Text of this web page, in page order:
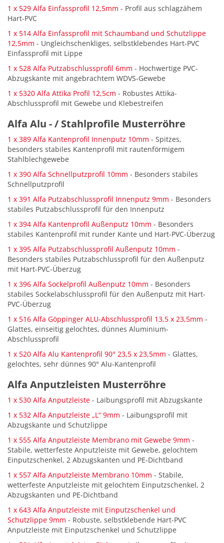
1 x 529 Alfa Einfassprofil 12,5mm - Profil aus schlagzähem
Hart-PVC
1 x 514 Alfa Einfassprofil mit Schaumband und Schutzlippe
12,5mm - Ungleichschenkliges, selbstklebendes Hart-PVC
Einfassprofil mit Lippe
1 x 528 Alfa Putzabschlussprofil 6mm - Hochwertige PVC-
Abzugskante mit angebrachtem WDVS-Gewebe
1 x 5320 Alfa Attika Profil 12,5cm - Robustes Attika-
Abschlussprofil mit Gewebe und Klebestreifen
Alfa Alu - / Stahlprofile Musterröhre
1 x 389 Alfa Kantenprofil Innenputz 10mm - Spitzes,
besonders stabiles Kantenprofil mit rautenförmigem
Stahlblechgewebe
1 x 390 Alfa Schnellputzprofil 10mm - Besonders stabiles
Schnellputzprofil
1 x 391 Alfa Putzabschlussprofil Innenputz 9mm - Besonders
stabiles Putzabschlussprofil für den Innenputz
1 x 394 Alfa Kantenprofil Außenputz 10mm - Besonders
stabiles Kantenprofil mit runder Kante und Hart-PVC-Überzug
1 x 395 Alfa Putzabschlussprofil Außenputz 10mm -
Besonders stabiles Putzabschlussprofil für den Außenputz
mit Hart-PVC-Überzug
1 x 396 Alfa Sockelprofil Außenputz 10mm - Besonders
stabiles Sockelabschlussprofil für den Außenputz mit Hart-
PVC-Überzug
1 x 516 Alfa Göppinger ALU-Abschlussprofil 13,5 x 23,5mm -
Glattes, einseitig gelochtes, dünnes Aluminium-
Abschlussprofil
1 x 520 Alfa Alu Kantenprofil 90° 23,5 x 23,5mm - Glattes,
gelochtes, sehr dünnes 90° Alu-Kantenprofil
Alfa Anputzleisten Musterröhre
1 x 530 Alfa Anputzleiste - Laibungsprofil mit Abzugskante
1 x 532 Alfa Anputzleiste „L“ 9mm - Laibungsprofil mit
Abzugskante und Schutzlippe
1 x 555 Alfa Anputzleiste Membrano mit Gewebe 9mm -
Stabile, wetterfeste Anputzleiste mit Gewebe, gelochtem
Einputzschenkel, 2 Abzugskanten und PE-Dichtband
1 x 557 Alfa Anputzleiste Membrano 10mm - Stabile,
wetterfeste Anputzleiste mit gelochtem Einputzschenkel, 2
Abzugskanten und PE-Dichtband
1 x 643 Alfa Anputzleiste mit Einputzschenkel und
Schutzlippe 9mm - Robuste, selbstklebende Hart-PVC
Anputzleiste mit Einputzschenkel und Schutzlippe